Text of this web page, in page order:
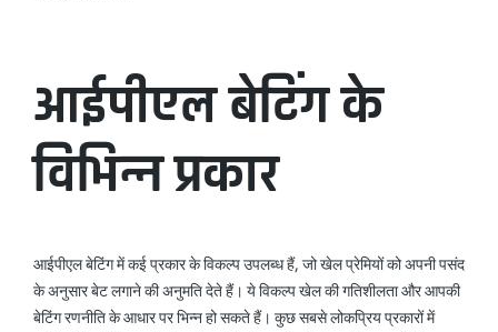
आईपीएल बेटिंग के
विभिन्न प्रकार
आईपीएल बेटिंग में कई प्रकार के विकल्प उपलब्ध हैं, जो खेल प्रेमियों को अपनी पसंद
के अनुसार बेट लगाने की अनुमति देते हैं। ये विकल्प खेल की गतिशीलता और आपकी
बेटिंग रणनीति के आधार पर भिन्न हो सकते हैं। कुछ सबसे लोकप्रिय प्रकारों में